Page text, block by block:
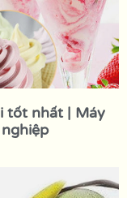
tốt nhất | Máy